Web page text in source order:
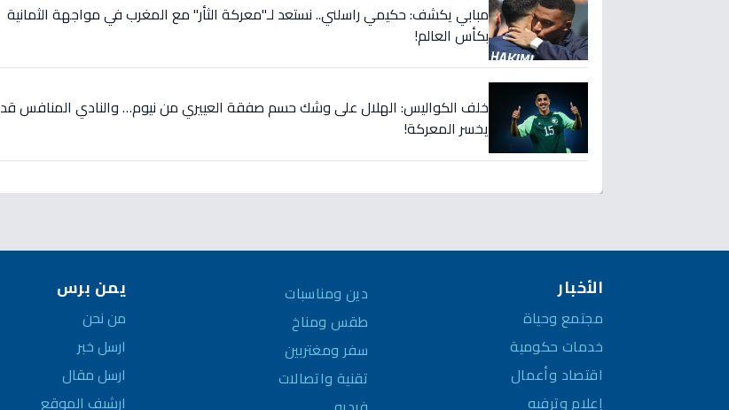
مبابي يكشف: حكيمي راسلني.. نستعد لـ"معركة الثأر" مع المغرب في مواجهة الثمانية
بكأس العالم!
خلف الكواليس: الهلال على وشك حسم صفقة العييري من نيوم… والنادي المنافس قد
يخسر المعركة!
الأخبار
مجتمع وحياة
خدمات حكومية
اقتصاد وأعمال
إعلام وترفيه
دين ومناسبات
طقس ومناخ
سفر ومغتربين
تقنية واتصالات
يمن برس
من نحن
ارسل خبر
ارسل مقال
ارشيف الموقع